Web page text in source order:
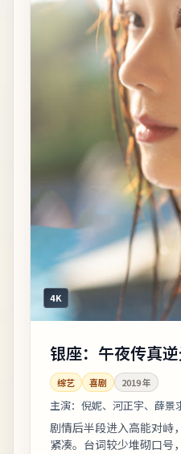
4K
银座：午夜传真
综艺 喜剧 2019年
主演： 倪妮、河正宇、薛景
剧情后半段进入高能对峙
紧凑。台词较少堆砌口号